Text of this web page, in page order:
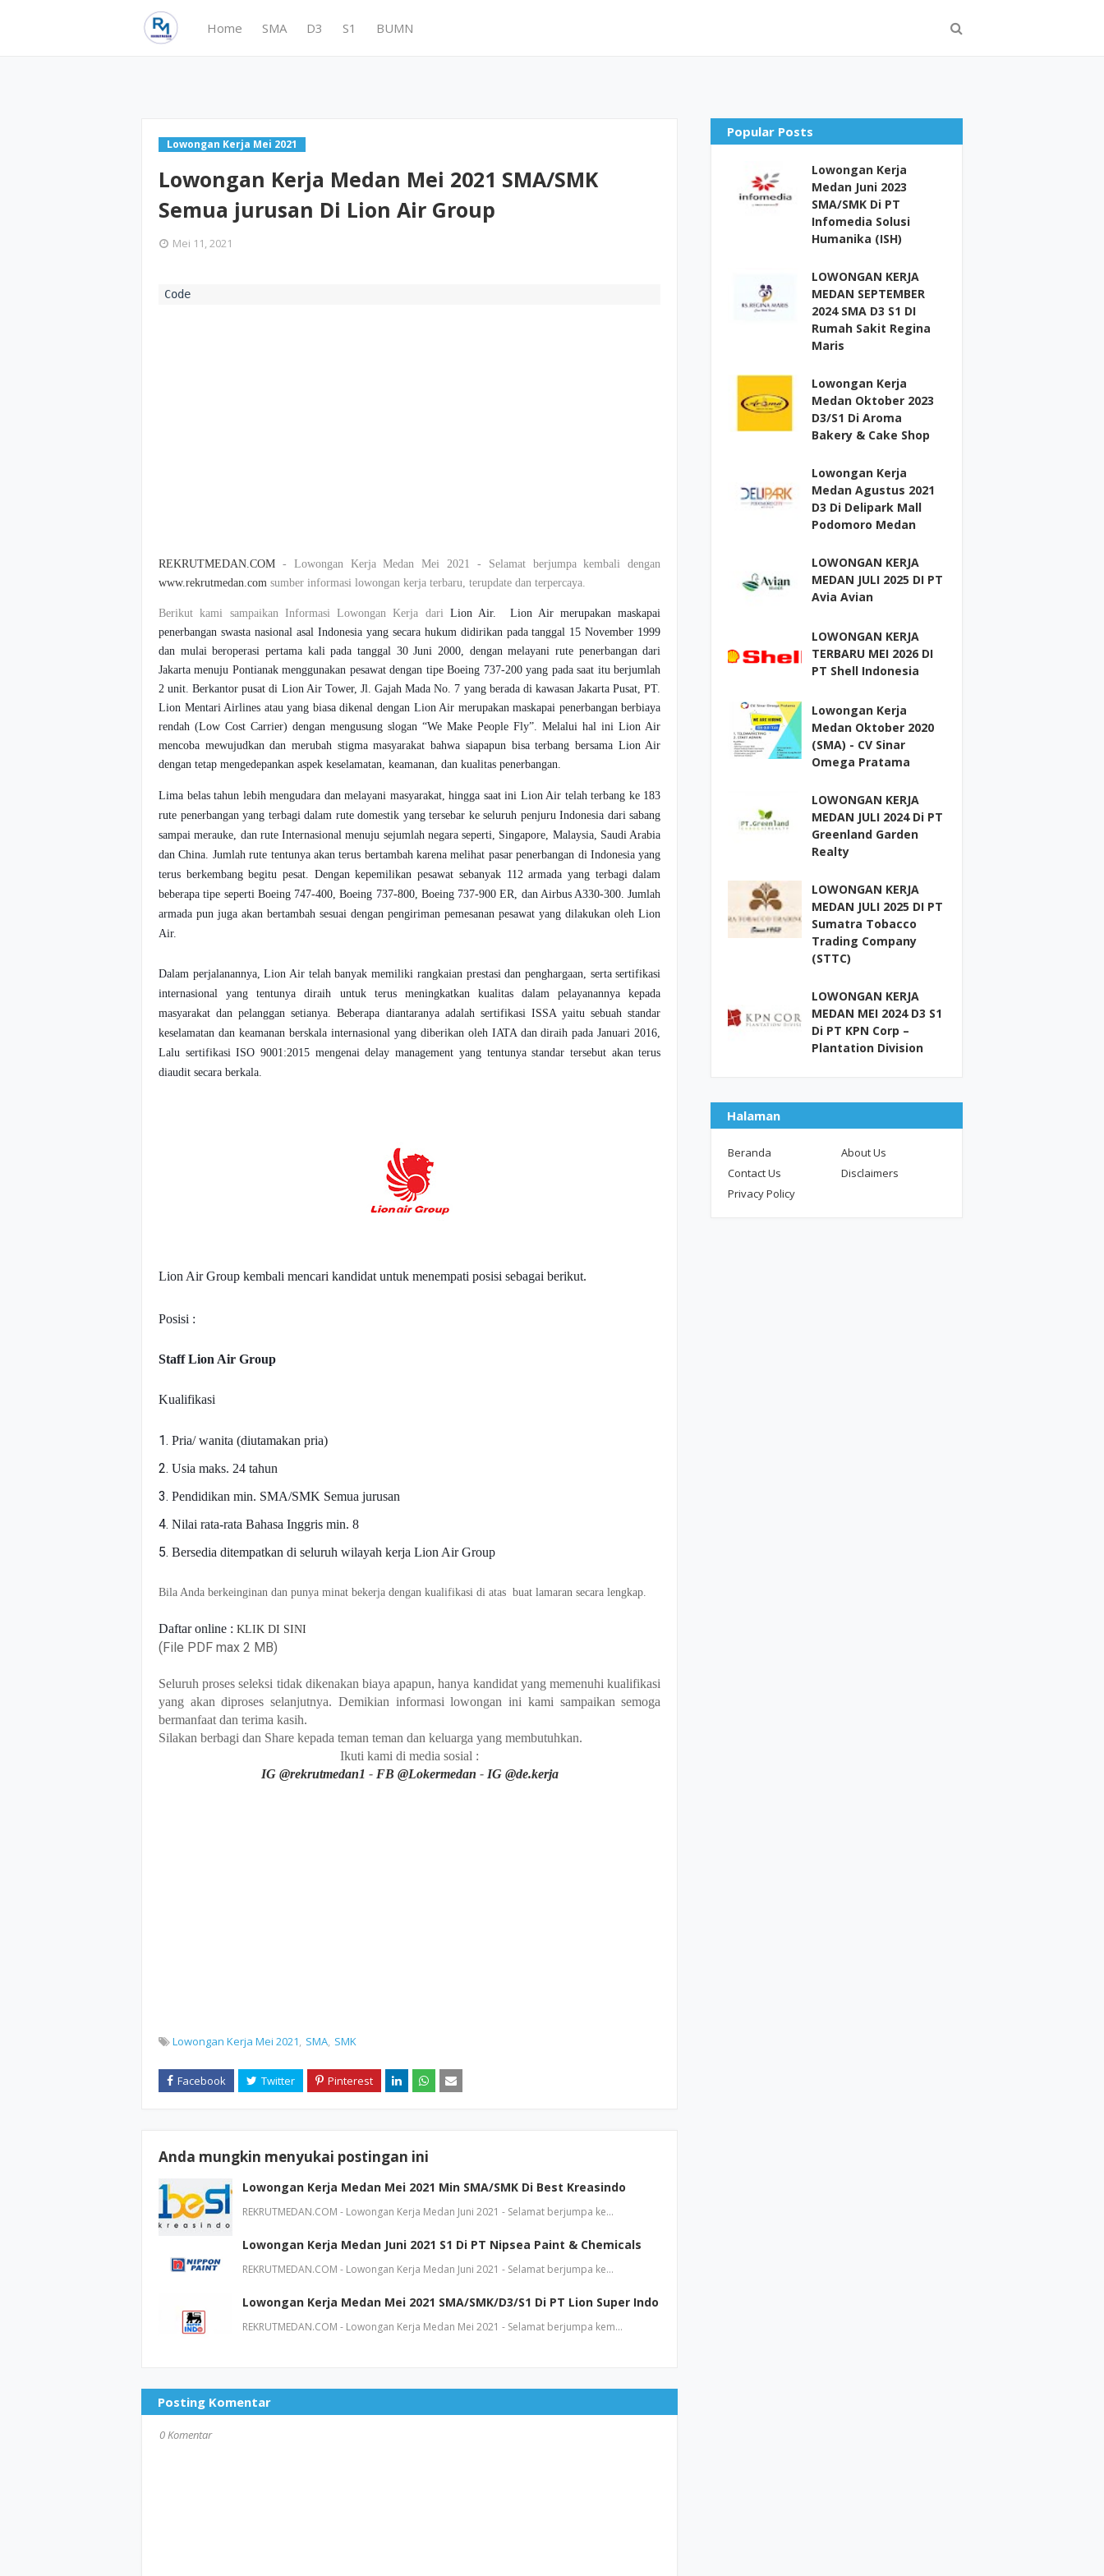
Home SMA D3 S1 BUMN
Lowongan Kerja Mei 2021
Lowongan Kerja Medan Mei 2021 SMA/SMK
Semua jurusan Di Lion Air Group
Mei 11, 2021
REKRUTMEDAN.COM - Lowongan Kerja Medan Mei 2021 - Selamat berjumpa kembali dengan
www.rekrutmedan.com sumber informasi lowongan kerja terbaru, terupdate dan terpercaya.
Berikut kami sampaikan Informasi Lowongan Kerja dari Lion Air. Lion Airmerupakan maskapai
penerbangan swasta nasional asal Indonesia yang secara hukum didirikan pada tanggal 15 November 1999
dan mulai beroperasi pertama kali pada tanggal 30 Juni 2000, dengan melayani rute penerbangan dari
Jakarta menuju Pontianak menggunakan pesawat dengan tipe Boeing 737-200 yang pada saat itu berjumlah
2 unit. Berkantor pusat di Lion Air Tower, Jl. Gajah Mada No. 7 yang berada di kawasan Jakarta Pusat, PT.
Lion Mentari Airlines atau yang biasa dikenal dengan Lion Air merupakan maskapai penerbangan berbiaya
rendah (Low Cost Carrier) dengan mengusung slogan “We Make People Fly”. Melalui hal ini Lion Air
mencoba mewujudkan dan merubah stigma masyarakat bahwa siapapun bisa terbang bersama Lion Air
dengan tetap mengedepankan aspek keselamatan, keamanan, dan kualitas penerbangan.
Lima belas tahun lebih mengudara dan melayani masyarakat, hingga saat ini Lion Air telah terbang ke 183
rute penerbangan yang terbagi dalam rute domestik yang tersebar ke seluruh penjuru Indonesia dari sabang
sampai merauke, dan rute Internasional menuju sejumlah negara seperti, Singapore, Malaysia, Saudi Arabia
dan China. Jumlah rute tentunya akan terus bertambah karena melihat pasar penerbangan di Indonesia yang
terus berkembang begitu pesat. Dengan kepemilikan pesawat sebanyak 112 armada yang terbagi dalam
beberapa tipe seperti Boeing 747-400, Boeing 737-800, Boeing 737-900 ER, dan Airbus A330-300. Jumlah
armada pun juga akan bertambah sesuai dengan pengiriman pemesanan pesawat yang dilakukan oleh Lion
Air.
Dalam perjalanannya, Lion Air telah banyak memiliki rangkaian prestasi dan penghargaan, serta sertifikasi
internasional yang tentunya diraih untuk terus meningkatkan kualitas dalam pelayanannya kepada
masyarakat dan pelanggan setianya. Beberapa diantaranya adalah sertifikasi ISSA yaitu sebuah standar
keselamatan dan keamanan berskala internasional yang diberikan oleh IATA dan diraih pada Januari 2016,
Lalu sertifikasi ISO 9001:2015 mengenai delay management yang tentunya standar tersebut akan terus
diaudit secara berkala.
Lion Air Group kembali mencari kandidat untuk menempati posisi sebagai berikut.
Posisi :
Staff Lion Air Group
Kualifikasi
Pria/ wanita (diutamakan pria)
Usia maks. 24 tahun
Pendidikan min. SMA/SMK Semua jurusan
Nilai rata-rata Bahasa Inggris min. 8
Bersedia ditempatkan di seluruh wilayah kerja Lion Air Group
Bila Anda berkeinginan dan punya minat bekerja dengan kualifikasi di atas buat lamaran secara lengkap.
Daftar online : KLIK DI SINI
(File PDF max 2 MB)
Seluruh proses seleksi tidak dikenakan biaya apapun, hanya kandidat yang memenuhi kualifikasi
yang akan diproses selanjutnya. Demikian informasi lowongan ini kami sampaikan semoga
bermanfaat dan terima kasih.
Silakan berbagi dan Share kepada teman teman dan keluarga yang membutuhkan.
Ikuti kami di media sosial :
IG @rekrutmedan1 - FB @Lokermedan - IG @de.kerja
Lowongan Kerja Mei 2021 SMA SMK
Anda mungkin menyukai postingan ini
Lowongan Kerja Medan Mei 2021 Min SMA/SMK Di Best Kreasindo
REKRUTMEDAN.COM - Lowongan Kerja Medan Juni 2021 - Selamat berjumpa ke…
Lowongan Kerja Medan Juni 2021 S1 Di PT Nipsea Paint & Chemicals
REKRUTMEDAN.COM - Lowongan Kerja Medan Juni 2021 - Selamat berjumpa ke…
Lowongan Kerja Medan Mei 2021 SMA/SMK/D3/S1 Di PT Lion Super Indo
REKRUTMEDAN.COM - Lowongan Kerja Medan Mei 2021 - Selamat berjumpa kem…
Posting Komentar
0 Komentar
Popular Posts
Lowongan Kerja
Medan Juni 2023
SMA/SMK Di PT
Infomedia Solusi
Humanika (ISH)
LOWONGAN KERJA
MEDAN SEPTEMBER
2024 SMA D3 S1 DI
Rumah Sakit Regina
Maris
Lowongan Kerja
Medan Oktober 2023
D3/S1 Di Aroma
Bakery & Cake Shop
Lowongan Kerja
Medan Agustus 2021
D3 Di Delipark Mall
Podomoro Medan
LOWONGAN KERJA
MEDAN JULI 2025 DI PT
Avia Avian
LOWONGAN KERJA
TERBARU MEI 2026 DI
PT Shell Indonesia
Lowongan Kerja
Medan Oktober 2020
(SMA) - CV Sinar
Omega Pratama
LOWONGAN KERJA
MEDAN JULI 2024 Di PT
Greenland Garden
Realty
LOWONGAN KERJA
MEDAN JULI 2025 DI PT
Sumatra Tobacco
Trading Company
(STTC)
LOWONGAN KERJA
MEDAN MEI 2024 D3 S1
Di PT KPN Corp –
Plantation Division
Halaman
Beranda
About Us
Contact Us
Disclaimers
Privacy Policy